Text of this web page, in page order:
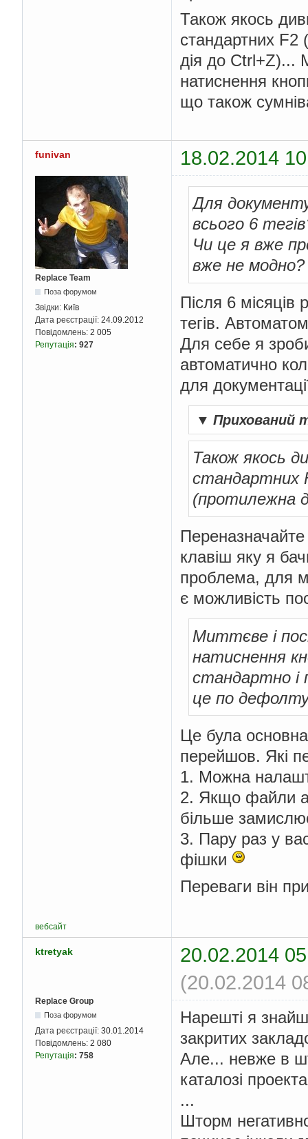
Також якось
стандартних
дія до Ctrl+Z)...
натиснення
що також
funivan 18.02.2014
Replace Team
Поза форумом
Звідки: Київ
Дата реєстрації: 24.09.2012
Повідомлень: 2 005
Репутація: 927
Для
всього 6
Чи це я вже
вже не модно?
Після 6 місяців
тегів.
Для себе я
автоматично
для
▼ Прихований
Також якось
стандартних
(протилежна
клавіш яку я
проблема, для
є можливість
Миттєве і
натиснення
стандартно і
це по
Це була
перейшов. Які
1. Можна
2. Якщо файли
більше
3. Пару раз у
фішки
Переваги він
вебсайт
ktretyak
20.02.2014
(20.02.2014
Replace Group
Поза форумом
Дата реєстрації: 30.01.2014
Повідомлень: 2 080
Репутація: 758
Нарешті я
закритих
Але... невже в
каталозі
...
Шторм